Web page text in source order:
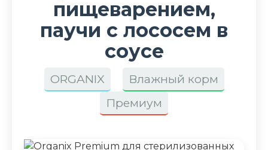
пищеварением,
паучи с лососем в
соусе
ORGANIX
Влажный корм
Премиум